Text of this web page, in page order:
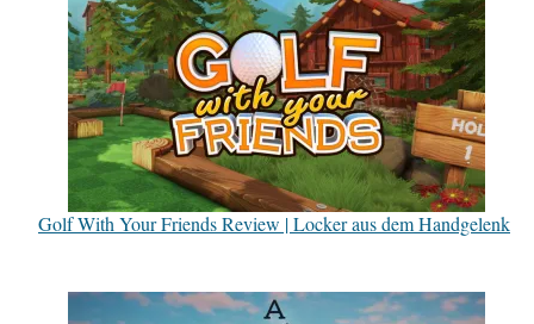
Golf With Your Friends Review | Locker aus dem Handgelenk